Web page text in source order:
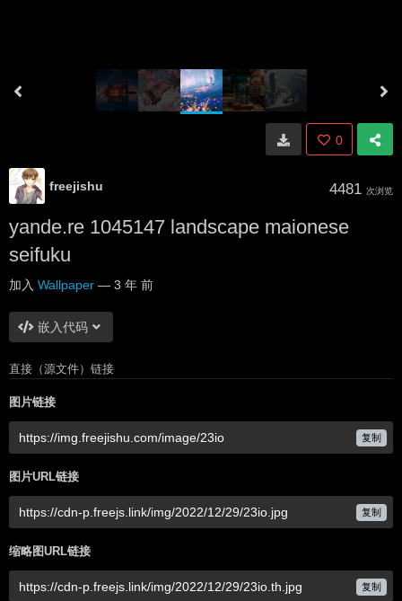
0
freejishu 4481 次浏览
yande.re 1045147 landscape maionese
seifuku
加入 Wallpaper — 3 年 前
嵌入代码
直接（源文件）链接
图片链接
复制
图片URL链接
复制
缩略图URL链接
复制